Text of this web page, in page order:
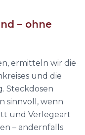
– ohne
ermitteln wir die
und die
Steckdosen
sinnvoll, wenn
und Verlegeart
– andernfalls